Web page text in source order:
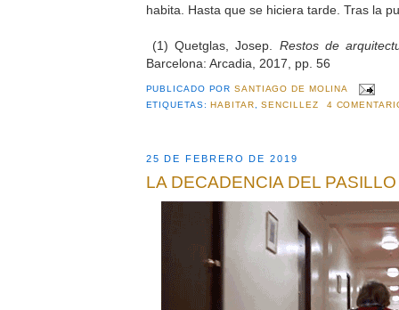
habita. Hasta que se hiciera tarde. Tras la
(1) Quetglas, Josep. Restos de
Barcelona: Arcadia, 2017, pp. 56
PUBLICADO PORSANTIAGO DE MOLINA
ETIQUETAS: HABITAR,SENCILLEZ 4
25 DE FEBRERO DE 2019
LA DECADENCIA DEL PASILLO